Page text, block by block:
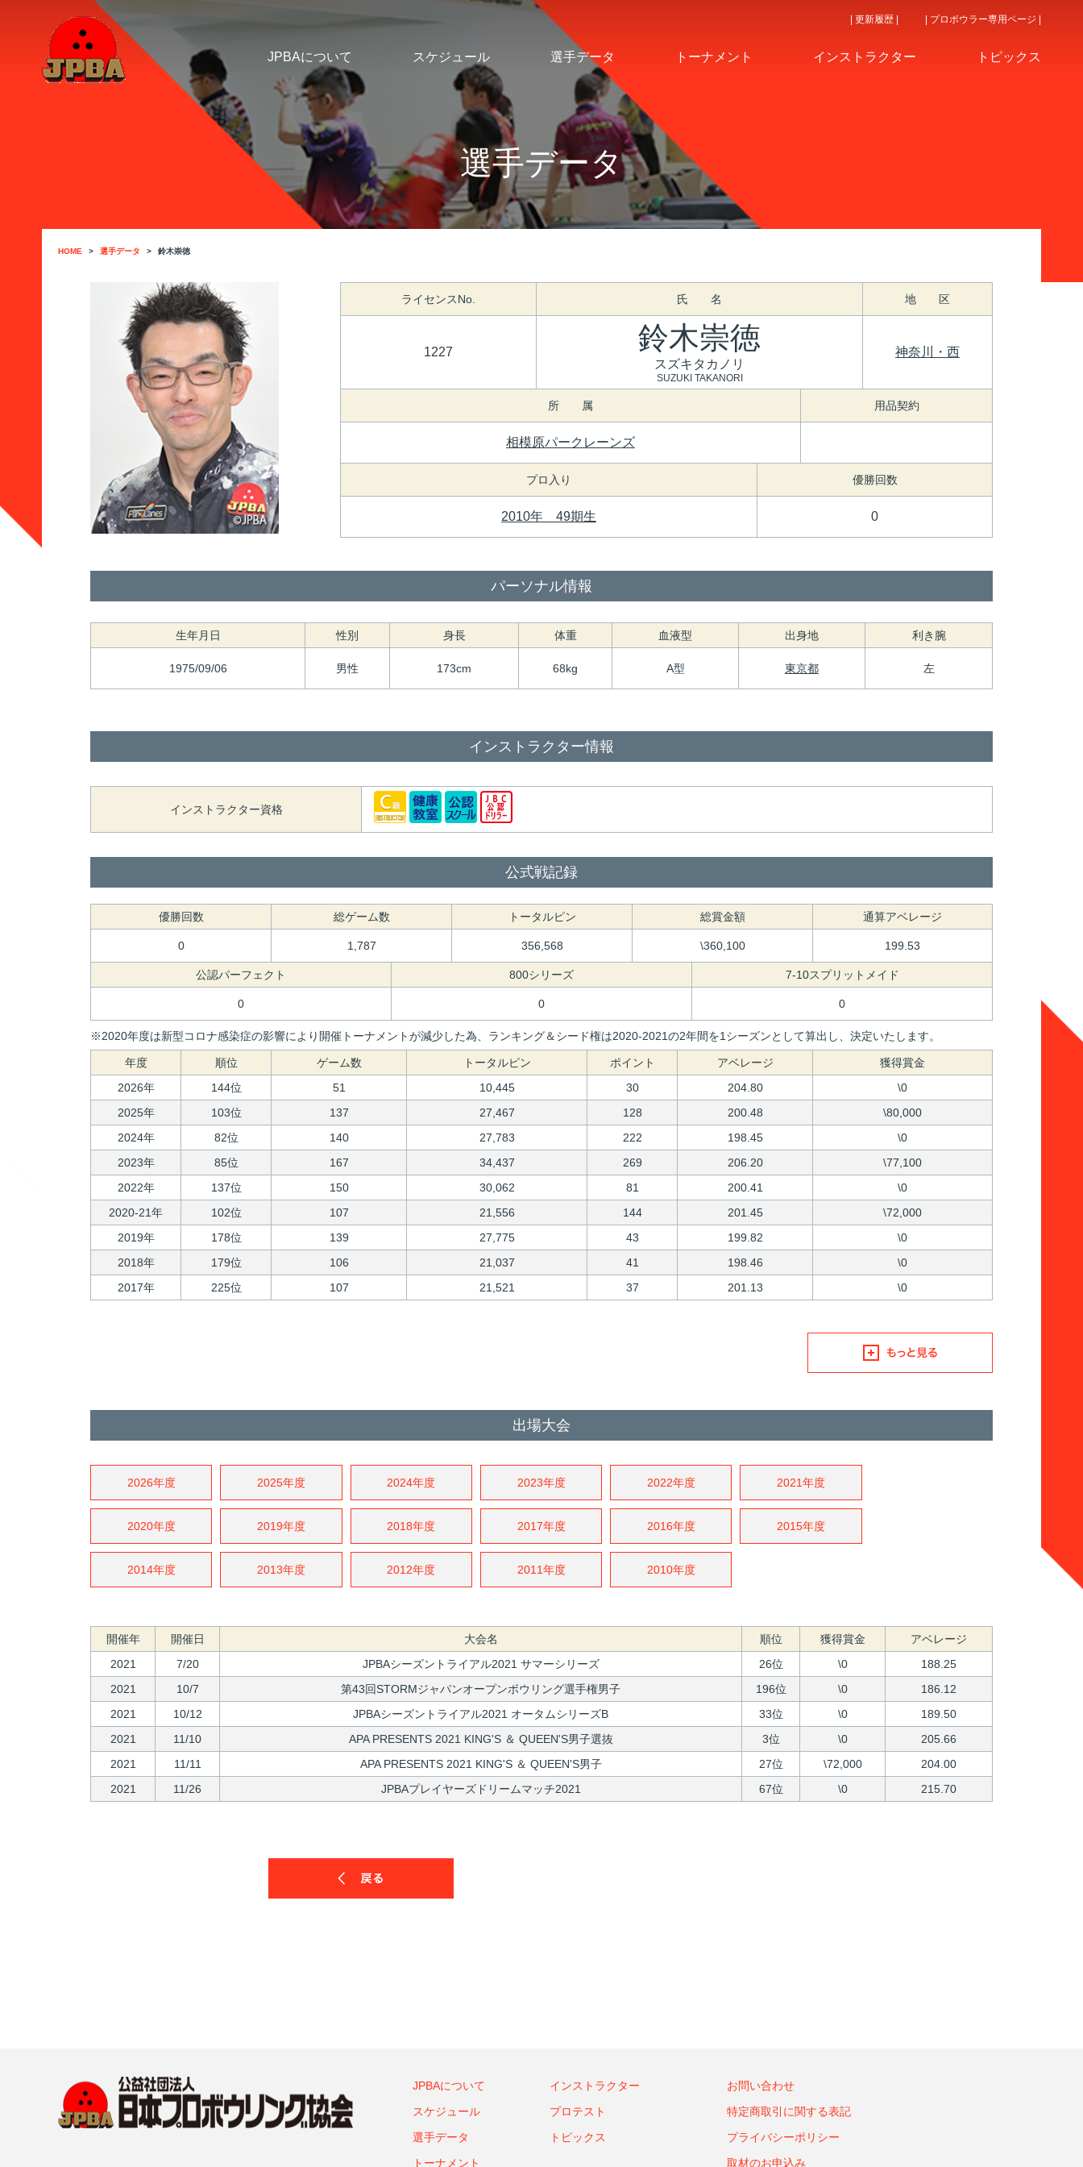
JPBAについて スケジュール 選手データ トーナメント インストラクター トピックス
| 更新履歴 | | プロボウラー専用ページ |
選手データ
HOME 選手データ 鈴木崇徳
ライセンスNo. 氏 名 地 区
1227 鈴木崇徳
スズキタカノリ
SUZUKI TAKANORI
神奈川・西
所 属 用品契約
相模原パークレーンズ
プロ入り 優勝回数
2010年 49期生 0
パーソナル情報
生年月日 性別 身長 体重 血液型 出身地 利き腕
1975/09/06 男性 173cm 68kg A型 東京都 左
インストラクター情報
インストラクター資格
公式戦記録
優勝回数 総ゲーム数 トータルピン 総賞金額 通算アベレージ
0 1,787 356,568 \360,100 199.53
公認パーフェクト 800シリーズ 7-10スプリットメイド
0 0 0
※2020年度は新型コロナ感染症の影響により開催トーナメントが減少した為、ランキング＆シード権は2020-2021の2年間を1シーズンとして算出し、決定いたします。
年度 順位 ゲーム数 トータルピン ポイント アベレージ
獲得賞金
2026年
144位 51 10,445 30 204.80
\0
2025年
103位 137 27,467 128 200.48
\80,000
2024年
82位 140 27,783 222 198.45
\0
2023年
85位 167 34,437 269 206.20
\77,100
2022年
137位 150 30,062 81 200.41
\0
2020-21年
102位 107 21,556 144 201.45
\72,000
2019年
178位 139 27,775 43 199.82
\0
2018年
179位 106 21,037 41 198.46
\0
2017年
225位 107 21,521 37 201.13 \0
出場大会
2026年度 2025年度 2024年度 2023年度 2022年度 2021年度
2020年度 2019年度 2018年度 2017年度 2016年度 2015年度
2014年度 2013年度 2012年度 2011年度 2010年度
開催年 開催日 大会名 順位 獲得賞金
アベレージ
2021
7/20 JPBAシーズントライアル2021 サマーシリーズ 26位 \0
188.25
2021
10/7 第43回STORMジャパンオープンボウリング選手権男子 196位 \0
186.12
2021
10/12 JPBAシーズントライアル2021 オータムシリーズB 33位 \0
189.50
2021
11/10 APA PRESENTS 2021 KING'S ＆ QUEEN'S男子選抜 3位 \0
205.66
2021
11/11 APA PRESENTS 2021 KING'S ＆ QUEEN'S男子 27位 \72,000
204.00
2021
11/26 JPBAプレイヤーズドリームマッチ2021 67位 \0 215.70
JPBAについて
スケジュール
選手データ
トーナメント
インストラクター
プロテスト
トピックス
お問い合わせ
特定商取引に関する表記
プライバシーポリシー
取材のお申込み